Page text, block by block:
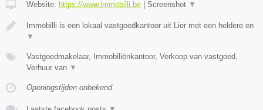
Website: https://www.immobilli.be | Screenshot ▼
Immobilli is een lokaal vastgoedkantoor uit Lier met een heldere en
▼
Vastgoedmakelaar, Immobiliënkantoor, Verkoop van vastgoed,
Verhuur van ▼
Openingstijden onbekend